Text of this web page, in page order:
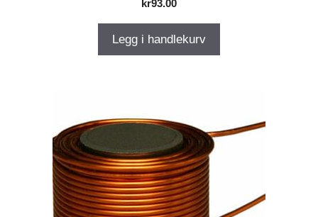
kr93.00
Legg i handlekurv